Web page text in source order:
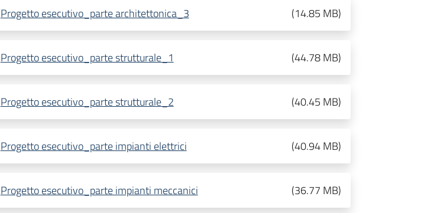
Progetto esecutivo_parte architettonica_3 (14.85 MB)
Progetto esecutivo_parte strutturale_1 (44.78 MB)
Progetto esecutivo_parte strutturale_2 (40.45 MB)
Progetto esecutivo_parte impianti elettrici (40.94 MB)
Progetto esecutivo_parte impianti meccanici (36.77 MB)